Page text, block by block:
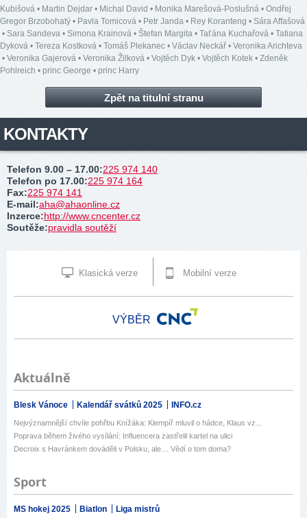
Kubišová • Martin Dejdar • Michal David • Monika Marešová-Poslušná • Ondřej
Gregor Brzobohatý • Pavla Tomicová • Petr Janda • Rey Koranteng • Sára Affašová
• Sara Sandeva • Simona Krainová • Štefan Margita • Taťána Kuchařová • Tatiana
Dyková • Tereza Kostková • Tomáš Plekanec • Václav Neckář • Veronika Arichteva
• Veronika Gajerová • Veronika Žilková • Vojtěch Dyk • Vojtěch Kotek • Zdeněk
Pohlreich • princ George • princ Harry
Zpět na titulní stranu
KONTAKTY
Telefon 9.00 – 17.00:225 974 140
Telefon po 17.00:225 974 164
Fax:225 974 141
E-mail:aha@ahaonline.cz
Inzerce:http://www.cncenter.cz
Soutěže:pravidla soutěží
Klasická verze Mobilní verze
VÝBĚR
Aktuálně
Blesk Vánoce Kalendář svátků 2025 INFO.cz
Nejvýznamnější chvíle pohřbu Knížáka: Klempíř mluvil o hádce, Klaus vz...
Poprava během živého vysílání: Influencera zastřelil kartel na ulici
Decroix s Havránkem dováděli v Polsku, ale… Vědí o tom doma?
Sport
MS hokej 2025 Biatlon Liga mistrů